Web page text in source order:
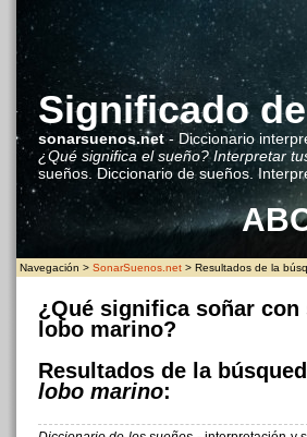
Significado
sonarsuenos.net- Diccionario
¿Qué significa el sueño? Interpretar
sueños. Diccionario de sueños.
AB
Navegación > SonarSuenos.net > Resultados de la
¿Qué significa soñar
lobo marino?
Resultados de la
lobo marino: